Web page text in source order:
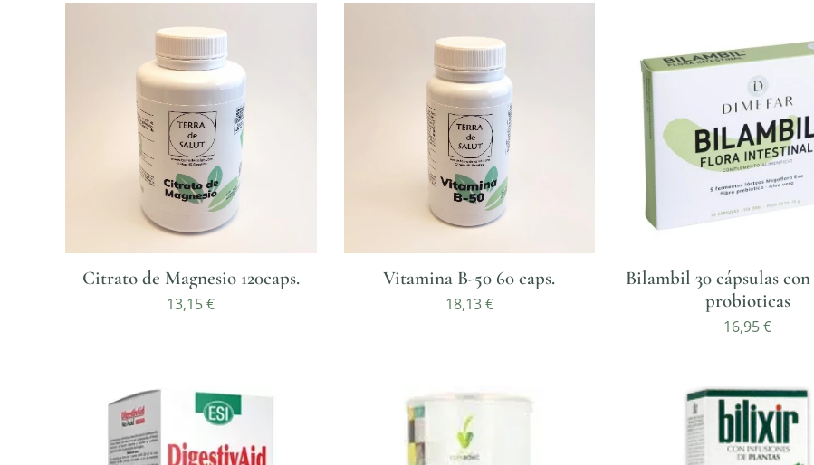
Citrato de Magnesio 120caps.
13,15€
Vitamina B-50 60 caps.
18,13€
Bilambil 30 cápsulas con
probioticas
16,95€